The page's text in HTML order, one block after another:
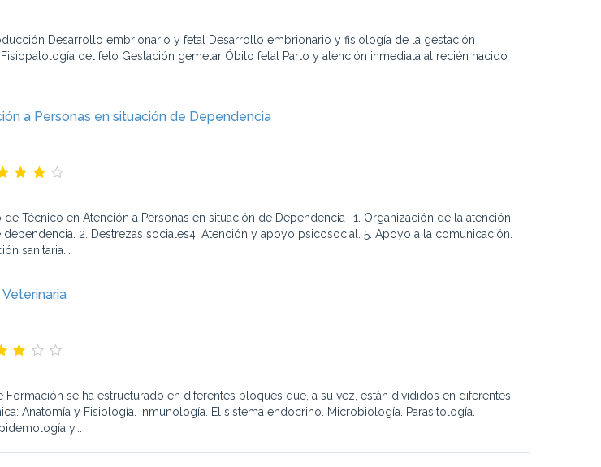
Desarrollo embrionario y fetal Desarrollo embrionario y fisiología de la gestación
del feto Gestación gemelar Óbito fetal Parto y atención inmediata al recién nacido
a Personas en situación de Dependencia
Técnico en Atención a Personas en situación de Dependencia -1. Organización de la atención
2. Destrezas sociales4. Atención y apoyo psicosocial. 5. Apoyo a la comunicación.
sanitaria...
Formación se ha estructurado en diferentes bloques que, a su vez, están divididos en diferentes
Anatomía y Fisiología. Inmunología. El sistema endocrino. Microbiología. Parasitología.
y...